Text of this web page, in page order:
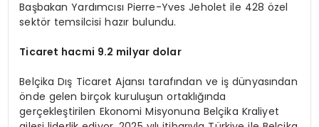
Başbakan Yardımcısı Pierre-Yves Jeholet ile 428 özel
sektör temsilcisi hazır bulundu.
Ticaret hacmi 9.2 milyar dolar
Belçika Dış Ticaret Ajansı tarafından ve iş dünyasından
önde gelen birçok kuruluşun ortaklığında
gerçekleştirilen Ekonomi Misyonuna Belçika Kraliyet